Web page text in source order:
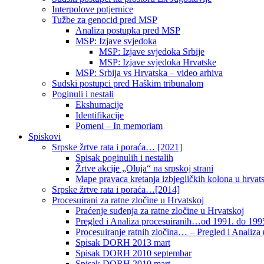
Interpolove potjernice
Tužbe za genocid pred MSP
Analiza postupka pred MSP
MSP: Izjave svjedoka
MSP: Izjave svjedoka Srbije
MSP: Izjave svjedoka Hrvatske
MSP: Srbija vs Hrvatska – video arhiva
Sudski postupci pred Haškim tribunalom
Poginuli i nestali
Ekshumacije
Identifikacije
Pomeni – In memoriam
Spiskovi
Srpske žrtve rata i poraća… [2021]
Spisak poginulih i nestalih
Žrtve akcije „Oluja“ na srpskoj strani
Mape pravaca kretanja izbjegličkih kolona u
Srpske žrtve rata i poraća…[2014]
Procesuirani za ratne zločine u Hrvatskoj
Praćenje suđenja za ratne zločine u Hrvatskoj
Pregled i Analiza procesuiranih…od 1991. do
Procesuiranje ratnih zločina… – Pregled i Analiza
Spisak DORH 2013 mart
Spisak DORH 2010 septembar